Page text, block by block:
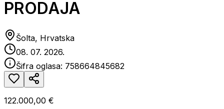
PRODAJA
Šolta, Hrvatska
08. 07. 2026.
Šifra oglasa: 758664845682
122.000,00 €